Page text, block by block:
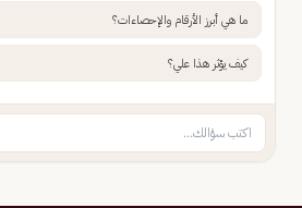
ما هي أبرز الأرقام والإحصاءات؟
كيف يؤثر هذا علي؟